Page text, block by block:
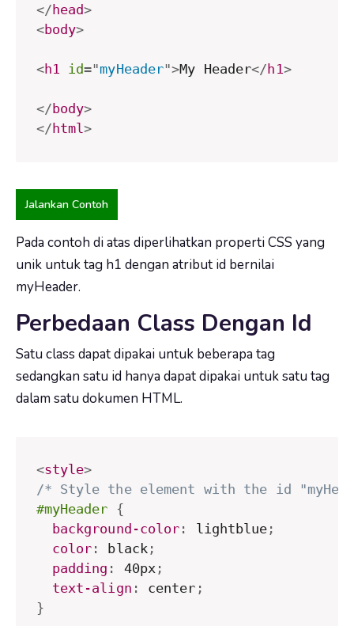
</head>
<body>
<h1 id="myHeader">My Header</h1>
</body>
</html>
Jalankan Contoh
Pada contoh di atas diperlihatkan properti CSS yang
unik untuk tag h1 dengan atribut id bernilai
myHeader.
Perbedaan Class Dengan Id
Satu class dapat dipakai untuk beberapa tag
sedangkan satu id hanya dapat dipakai untuk satu tag
dalam satu dokumen HTML.
<style>
/* Style the element with the id
#myHeader {
background-color : lightblue ;
color : black;
padding : 40px ;
text-align : center ;
}